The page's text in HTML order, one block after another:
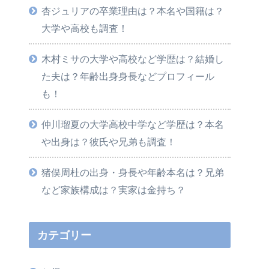
杏ジュリアの卒業理由は？本名や国籍は？
大学や高校も調査！
木村ミサの大学や高校など学歴は？結婚し
た夫は？年齢出身身長などプロフィール
も！
仲川瑠夏の大学高校中学など学歴は？本名
や出身は？彼氏や兄弟も調査！
猪俣周杜の出身・身長や年齢本名は？兄弟
など家族構成は？実家は金持ち？
カテゴリー